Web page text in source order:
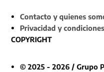
Contacto y quienes
Privacidad y
COPYRIGHT
© 2025 - 2026 / Grupo